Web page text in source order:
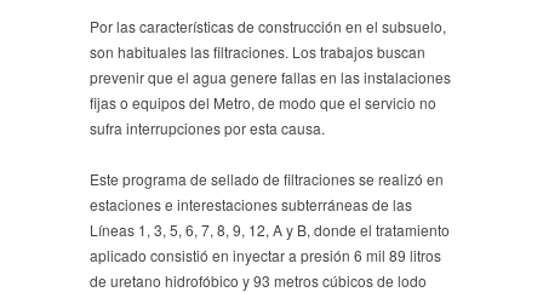
Por las características de construcción en el subsuelo,
son habituales las filtraciones. Los trabajos buscan
prevenir que el agua genere fallas en las instalaciones
fijas o equipos del Metro, de modo que el servicio no
sufra interrupciones por esta causa.
Este programa de sellado de filtraciones se realizó en
estaciones e interestaciones subterráneas de las
Líneas 1, 3, 5, 6, 7, 8, 9, 12, A y B, donde el tratamiento
aplicado consistió en inyectar a presión 6 mil 89 litros
de uretano hidrofóbico y 93 metros cúbicos de lodo